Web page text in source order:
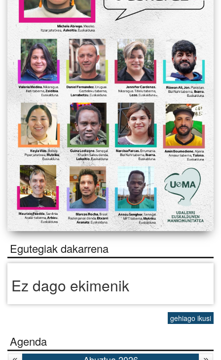
Egutegiak dakarrena
Ez dago ekimenik
gehiago ikusi
Agenda